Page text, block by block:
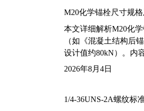
M20化学锚栓尺寸规
本文详细解析M20化
（如《混凝土结构后
设计值约80kN）。内
2026年8月4日
1/4-36UNS-2A螺纹标